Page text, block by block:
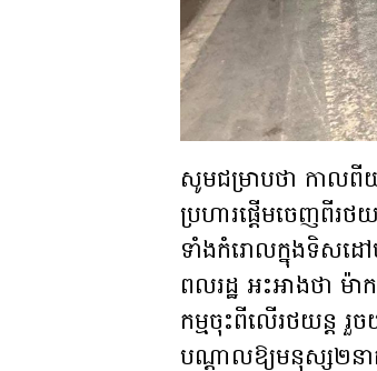
សូមជម្រាបថា កាល
ប្រហារផ្ដើមចេញពី
ទាំងកំរោលក្នុងទិសដៅ
ពលរដ្ឋ អះអាងថា ម៉
កម្មចុះពីលើរថយន្ត រួ
បណ្ដាលឱ្យមនុស្ស២នាក់